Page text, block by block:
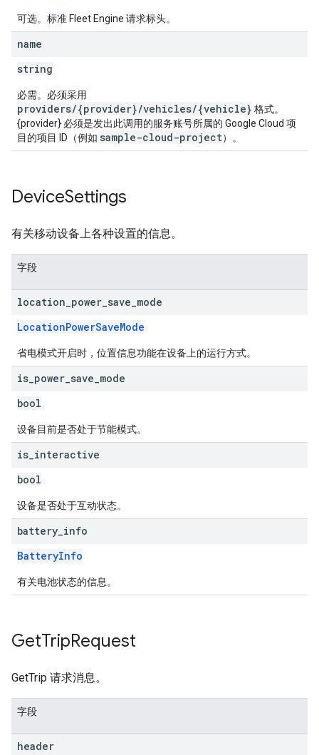
可选。标准 Fleet Engine 请求标头。
name
string
必需。必须采用
providers/{provider}/vehicles/{vehicle} 格式。
{provider} 必须是发出此调用的服务账号所属的 Google Cloud 项
目的项目 ID（例如 sample-cloud-project）。
DeviceSettings
有关移动设备上各种设置的信息。
字段
location power save mode
LocationPowerSaveMode
省电模式开启时，位置信息功能在设备上的运行方式。
is power save mode
bool
设备目前是否处于节能模式。
is interactive
bool
设备是否处于互动状态。
battery info
BatteryInfo
有关电池状态的信息。
GetTripRequest
GetTrip 请求消息。
字段
header